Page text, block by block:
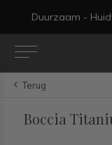
Duurzaam -
Terug
Boccia